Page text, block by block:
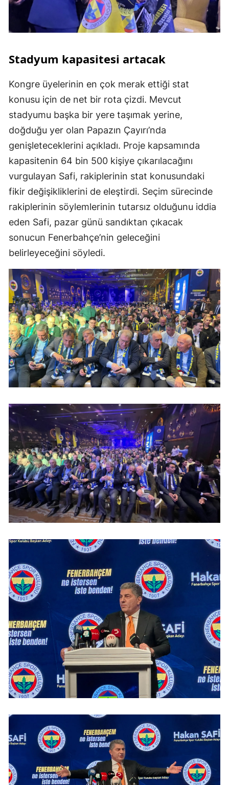
Stadyum kapasitesi artacak
Kongre üyelerinin en çok merak ettiği stat
konusu için de net bir rota çizdi. Mevcut
stadyumu başka bir yere taşımak yerine,
doğduğu yer olan Papazın Çayırı’nda
genişleteceklerini açıkladı. Proje kapsamında
kapasitenin 64 bin 500 kişiye çıkarılacağını
vurgulayan Safi, rakiplerinin stat konusundaki
fikir değişikliklerini de eleştirdi. Seçim sürecinde
rakiplerinin söylemlerinin tutarsız olduğunu iddia
eden Safi, pazar günü sandıktan çıkacak
sonucun Fenerbahçe’nin geleceğini
belirleyeceğini söyledi.